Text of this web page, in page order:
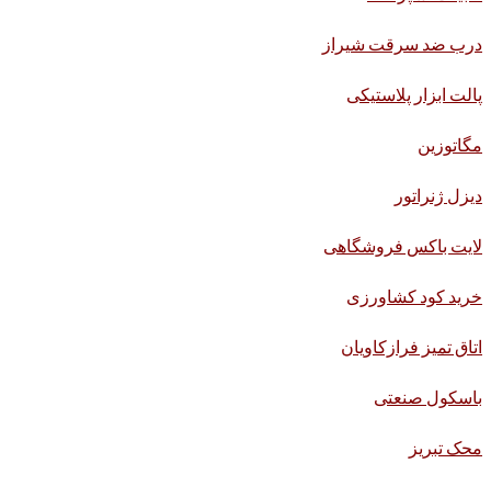
درب ضد سرقت شیراز
پالت ابزار پلاستیکی
مگاتوزین
دیزل ژنراتور
لایت باکس فروشگاهی
خرید کود کشاورزی
اتاق تمیز فرازکاویان
باسکول صنعتی
محک تبریز